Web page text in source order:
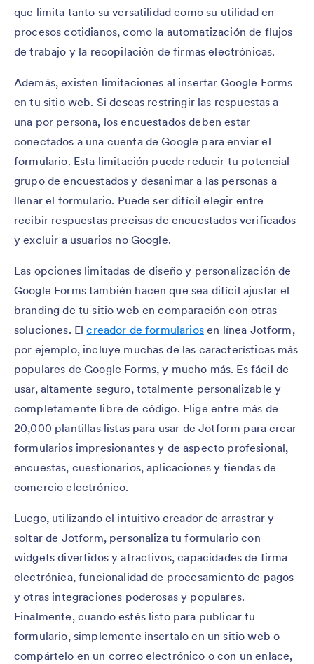
que limita tanto su versatilidad como su utilidad en
procesos cotidianos, como la automatización de flujos
de trabajo y la recopilación de firmas electrónicas.
Además, existen limitaciones al insertar Google Forms
en tu sitio web. Si deseas restringir las respuestas a
una por persona, los encuestados deben estar
conectados a una cuenta de Google para enviar el
formulario. Esta limitación puede reducir tu potencial
grupo de encuestados y desanimar a las personas a
llenar el formulario. Puede ser difícil elegir entre
recibir respuestas precisas de encuestados verificados
y excluir a usuarios no Google.
Las opciones limitadas de diseño y personalización de
Google Forms también hacen que sea difícil ajustar el
branding de tu sitio web en comparación con otras
soluciones. Elcreador de formulariosen línea Jotform,
por ejemplo, incluye muchas de las características más
populares de Google Forms, y mucho más. Es fácil de
usar, altamente seguro, totalmente personalizable y
completamente libre de código. Elige entre más de
20,000 plantillas listas para usar de Jotform para crear
formularios impresionantes y de aspecto profesional,
encuestas, cuestionarios, aplicaciones y tiendas de
comercio electrónico.
Luego, utilizando el intuitivo creador de arrastrar y
soltar de Jotform, personaliza tu formulario con
widgets divertidos y atractivos, capacidades de firma
electrónica, funcionalidad de procesamiento de pagos
y otras integraciones poderosas y populares.
Finalmente, cuando estés listo para publicar tu
formulario, simplemente insertalo en un sitio web o
compártelo en un correo electrónico o con un enlace,